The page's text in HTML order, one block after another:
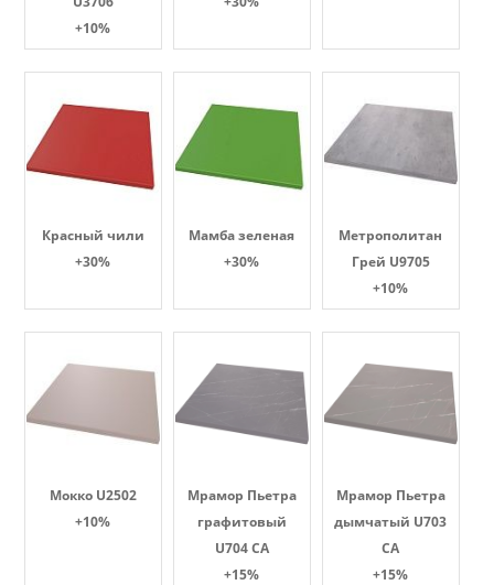
+10%
Красный чили
+30%
Мамба зеленая
+30%
Метрополитан
Грей U9705
+10%
Мокко U2502
+10%
Мрамор Пьетра
графитовый
U704 CA
+15%
Мрамор Пьетра
дымчатый U703
CA
+15%